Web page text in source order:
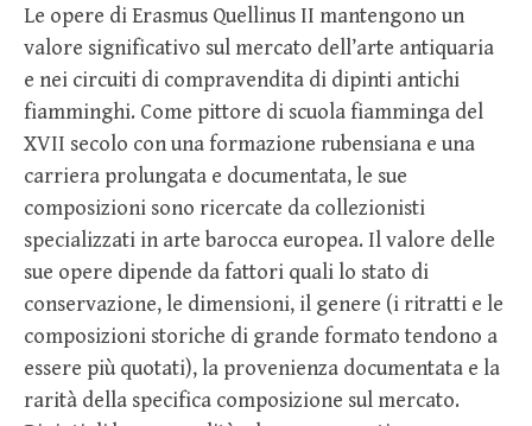
Le opere di Erasmus Quellinus II mantengono un
valore significativo sul mercato dell’arte antiquaria
e nei circuiti di compravendita di dipinti antichi
fiamminghi. Come pittore di scuola fiamminga del
XVII secolo con una formazione rubensiana e una
carriera prolungata e documentata, le sue
composizioni sono ricercate da collezionisti
specializzati in arte barocca europea. Il valore delle
sue opere dipende da fattori quali lo stato di
conservazione, le dimensioni, il genere (i ritratti e le
composizioni storiche di grande formato tendono a
essere più quotati), la provenienza documentata e la
rarità della specifica composizione sul mercato.